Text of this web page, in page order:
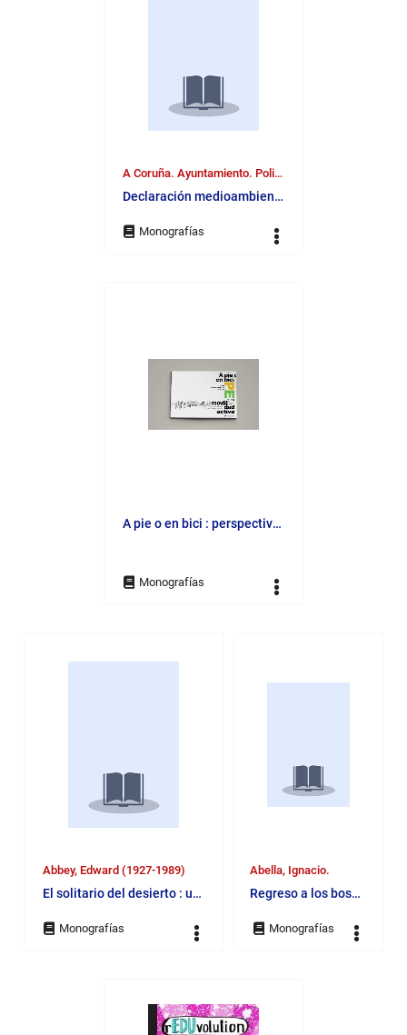
A Coruña. Ayuntamiento. Policía Local.
Declaración medioambiental : periodo declarado, año 2004
A pie o en bici : perspectivas y experiencias en torno a la movilidad activa
Abbey, Edward (1927-1989)
El solitario del desierto : una temporada en los cañones
Abella, Ignacio.
Regreso a los bosques